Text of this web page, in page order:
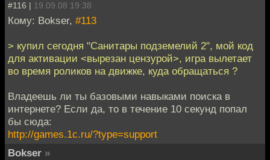
#116 | 19.09.08 19:38
Кому: Bokser, #113
> купил сегодня "Санитары подземелий 2", мой код
для активации <вырезан цензурой>, игра вылетает
во время роликов на движке, куда обращаться ?
Владеешь ли ты базовыми навыками поиска в
интернете? Если да, то в течение 10 секунд попал
бы сюда:
http://games.1c.ru/?type=support
Bokser »